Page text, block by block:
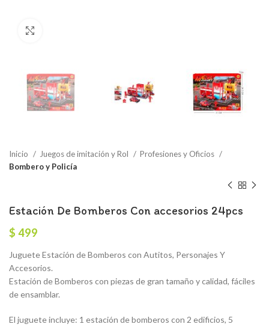
Inicio Juegos de imitación y Rol
Profesiones y Oficios
Bombero y Policía
Estación De Bomberos Con accesorios 24pcs
$ 499
Juguete Estación de Bomberos con Autitos, Personajes Y
Accesorios.
Estación de Bomberos con piezas de gran tamaño y calidad, fáciles
de ensamblar.
El juguete incluye: 1 estación de bomberos con 2 edificios, 5